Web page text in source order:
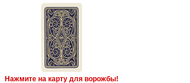
Нажмите на карту для ворожбы!